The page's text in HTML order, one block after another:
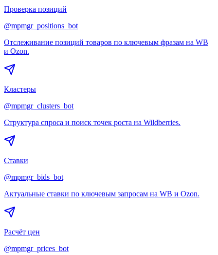
Проверка позиций
@mpmgr_positions_bot
Отслеживание позиций товаров по ключевым фразам на WB
и Ozon.
Кластеры
@mpmgr_clusters_bot
Структура спроса и поиск точек роста на Wildberries.
Ставки
@mpmgr_bids_bot
Актуальные ставки по ключевым запросам на WB и Ozon.
Расчёт цен
@mpmgr_prices_bot